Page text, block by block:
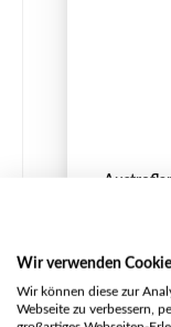
Wir verwenden
Wir können diese zur
Webseite zu verbessern,